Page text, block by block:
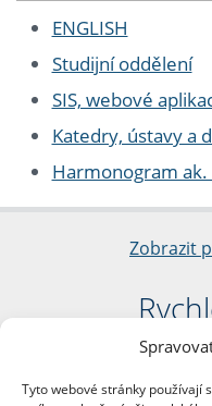
Tyto webové stránky používají
ENGLISH
Studijní oddělení
SIS, webové
Katedry, ústavy a
Harmonogram
Zobrazit
nám.